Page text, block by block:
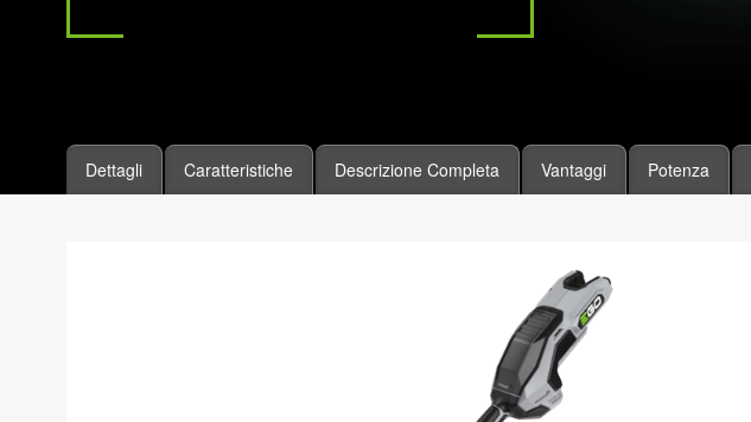
Dettagli Caratteristiche Descrizione Completa Vantaggi Potenza